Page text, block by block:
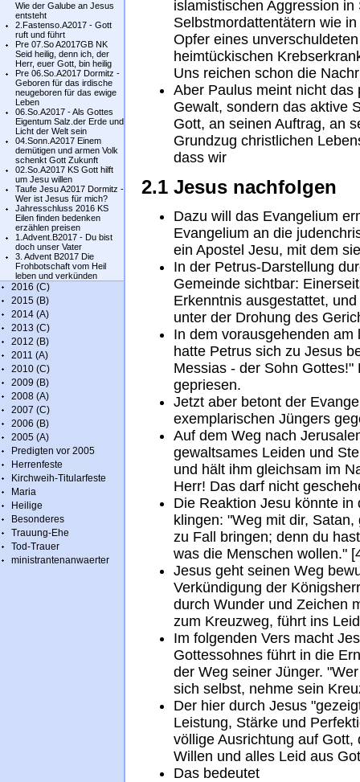
Wie der Galube an Jesus
entsteht
2.Fastenso.A2017 - Gott
ruft und führt
Pre 07.So A2017GB NK
Seid heilig, denn ich, der
Herr, euer Gott, bin heilig
Pre 06.So.A2017 Dormitz -
Geboren für das irdische
neugeboren für das ewige
Leben
06.So.A2017 - Als Gottes
Eigentum Salz.der Erde und
Licht der Welt sein
04.Sonn.A2017 Einem
demütigen und armen Volk
schenkt Gott Zukunft
02.So.A2017 KS Gott hilft
um Jesu willen
Taufe Jesu A2017 Dormitz -
Wer ist Jesus für mich?
Jahresschluss 2016 KS
Eilen finden bedenken
erzählen preisen
1.Advent.B2017 - Du bist
doch unser Vater
3. Advent B2017 Die
Frohbotschaft vom Heil
leben und verkünden
2016 (C)
2015 (B)
2014 (A)
2013 (C)
2012 (B)
2011 (A)
2010 (C)
2009 (B)
2008 (A)
2007 (C)
2006 (B)
2005 (A)
Predigten vor 2005
Herrenfeste
Kirchweih-Titularfeste
Maria
Heilige
Besonderes
Trauung-Ehe
Tod-Trauer
ministrantenanwaerter
islamistischen Aggression
Selbstmordattentätern wie
Opfer eines
heimtückischen
Uns reichen schon die
Aber Paulus meint nicht
Gewalt, sondern das aktive
Gott, an seinen Auftrag, an
Grundzug christlichen
dass wir
2.1 Jesus nachfolgen
Dazu will das Evangelium
Evangelium an die
ein Apostel Jesu, mit dem
In der Petrus-Darstellung
Gemeinde sichtbar:
Erkenntnis ausgestattet,
unter der Drohung des
In dem vorausgehenden
hatte Petrus sich zu Jesus
Messias - der Sohn
gepriesen.
Jetzt aber betont der
exemplarischen Jüngers
Auf dem Weg nach
gewaltsames Leiden und
und hält ihm gleichsam im
Herr! Das darf nicht
Die Reaktion Jesu könnte
klingen: "Weg mit dir,
zu Fall bringen; denn du
was die Menschen wollen."
Jesus geht seinen Weg
Verkündigung der
durch Wunder und Zeichen
zum Kreuzweg, führt ins
Im folgenden Vers macht
Gottessohnes führt in die
der Weg seiner Jünger.
sich selbst, nehme sein
Der hier durch Jesus
Leistung, Stärke und
völlige Ausrichtung auf
Willen und alles Leid aus
Das bedeutet